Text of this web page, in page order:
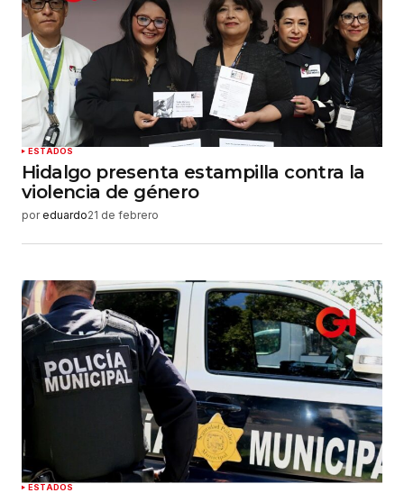
ESTADOS
Hidalgo presenta estampilla contra la
violencia de género
por eduardo21 de febrero
ESTADOS